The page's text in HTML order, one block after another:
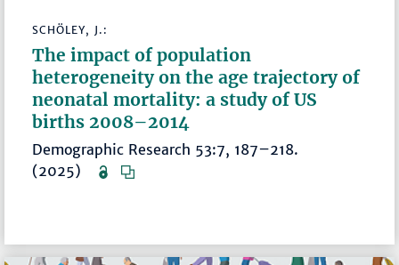
SCHÖLEY, J.:
The impact of population
heterogeneity on the age trajectory of
neonatal mortality: a study of US
births 2008–2014
Demographic Research 53:7, 187–218.
(2025)